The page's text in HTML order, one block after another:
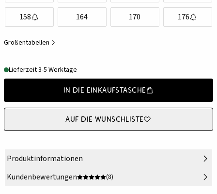
158 164 170 176
Größentabellen
Lieferzeit 3-5 Werktage
In die Einkaufstasche
Auf die Wunschliste
Produktinformationen
Kundenbewertungen
(8)